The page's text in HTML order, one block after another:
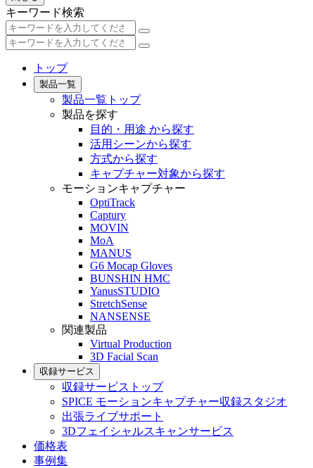
キーワード検索
トップ
製品一覧
製品一覧トップ
製品を探す
目的・用途 から探す
活用シーンから探す
方式から探す
キャプチャー対象から探す
モーションキャプチャー
OptiTrack
Captury
MOVIN
MoA
MANUS
G6 Mocap Gloves
BUNSHIN HMC
YanusSTUDIO
StretchSense
NANSENSE
関連製品
Virtual Production
3D Facial Scan
収録サービス
収録サービストップ
SPICE モーションキャプチャー収録スタジオ
出張ライブサポート
3Dフェイシャルスキャンサービス
価格表
事例集